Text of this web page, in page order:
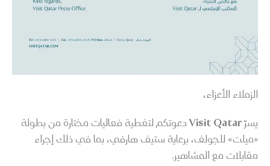
الزملاء الأعزاء،
يسرّVisit Qatar دعوتكم لتغطية فعاليات مختارة من بطولة
«ميلت» للجولف، برعاية ستيف هارفي، بما في ذلك إجراء
مقابلات مع المشاهير.